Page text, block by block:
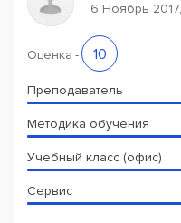
6 Ноябрь
Оценка - 10
Преподаватель
Методика обучения
Учебный класс (офис)
Сервис